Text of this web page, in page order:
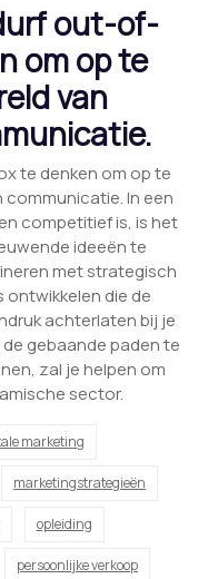
out-of-
om op te
van
te denken om op te
communicatie. In een
competitief is, is het
ideeën te
met strategisch
ontwikkelen die de
achterlaten bij je
gebaande paden te
zal je helpen om
sector.
marketing
marketingstrategieën
opleiding
persoonlijke verkoop